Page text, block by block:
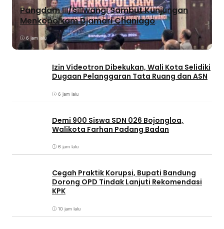
Pangdam III/Siliwangi Sambut Kunjungan
Menkopolkam Djamari Chaniago
6 jam lalu
Izin Videotron Dibekukan, Wali Kota Selidiki
Dugaan Pelanggaran Tata Ruang dan ASN
6 jam lalu
Demi 900 Siswa SDN 026 Bojongloa,
Walikota Farhan Padang Badan
6 jam lalu
Cegah Praktik Korupsi, Bupati Bandung
Dorong OPD Tindak Lanjuti Rekomendasi
KPK
10 jam lalu